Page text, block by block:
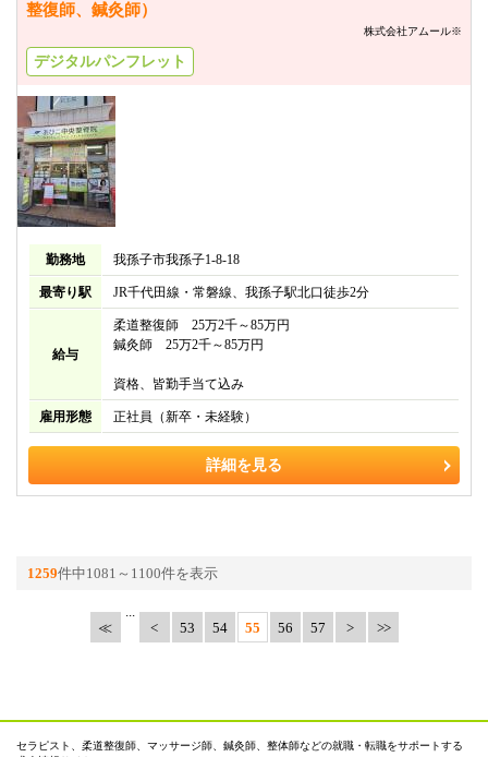
整復師、鍼灸師）
株式会社アムール※
デジタルパンフレット
詳細を見る
勤務地 我孫子市我孫子1-8-18
最寄り駅 JR千代田線・常磐線、我孫子駅北口徒歩2分
給与
柔道整復師 25万2千～85万円
鍼灸師 25万2千～85万円
資格、皆勤手当て込み
雇用形態 正社員（新卒・未経験）
1259件中1081～1100件を表示
≪
...
<
53 54 55 56 57 >
セラピスト、柔道整復師、マッサージ師、鍼灸師、整体師などの就職・転職をサポートする